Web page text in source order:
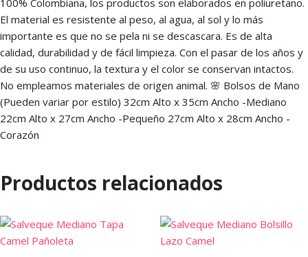
El material es resistente al peso, al agua, al sol y lo más
importante es que no se pela ni se descascara. Es de alta
calidad, durabilidad y de fácil limpieza. Con el pasar de los años y
de su uso continuo, la textura y el color se conservan intactos.
No empleamos materiales de origen animal. 🌸 Bolsos de Mano
(Pueden variar por estilo) 32cm Alto x 35cm Ancho -Mediano
22cm Alto x 27cm Ancho -Pequeño 27cm Alto x 28cm Ancho -
Corazón
Productos relacionados